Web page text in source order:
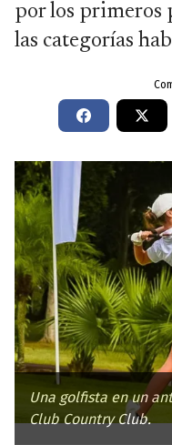
por los primeros
las categorías
Una golfista en un
Club Country Club.